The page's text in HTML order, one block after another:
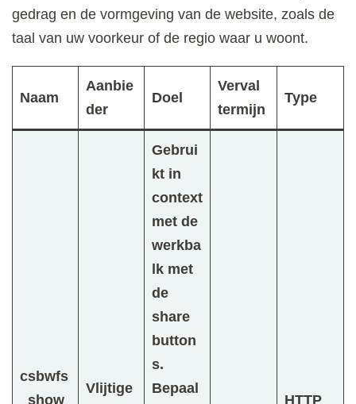
gedrag en de vormgeving van de website, zoals de
taal van uw voorkeur of de regio waar u woont.
Naam
Aanbie
der
Doel
Verval
termijn
Type
csbwfs
_show
Vlijtige
Gebrui
kt in
context
met de
werkba
lk met
de
share
button
s.
Bepaal
HTTP